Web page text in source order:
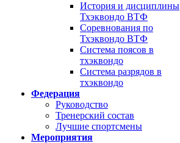
История и дисциплины
Тхэквондо ВТФ
Соревнования по
Тхэквондо ВТФ
Система поясов в
тхэквондо
Система разрядов в
тхэквондо
Федерация
Руководство
Тренерский состав
Лучшие спортсмены
Мероприятия